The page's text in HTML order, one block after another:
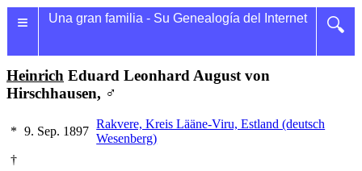
≡ 🔍
Una gran familia - Su Genealogía del Internet
Heinrich Eduard Leonhard August von
Hirschhausen, ♂
* 9. Sep. 1897
Rakvere, Kreis Lääne-Viru, Estland (deutsch
Wesenberg)
†